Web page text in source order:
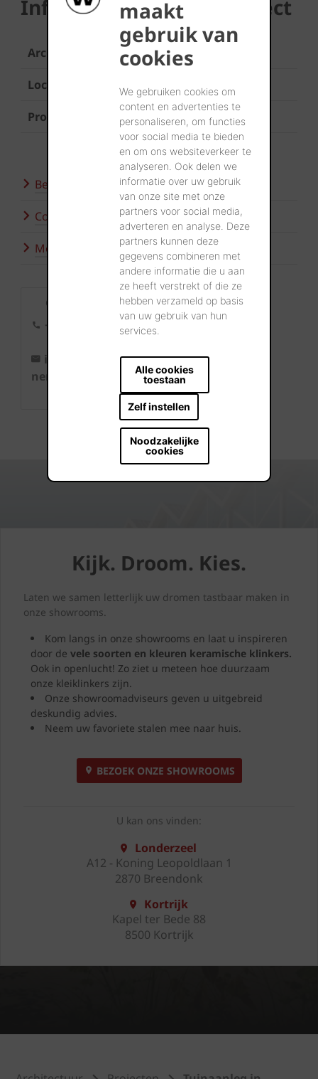
maakt
gebruik van
cookies
We gebruiken cookies om
content en advertenties te
personaliseren, om functies
voor social media te bieden
en om ons websiteverkeer te
analyseren. Ook delen we
informatie over uw gebruik
van onze site met onze
partners voor social media,
adverteren en analyse. Deze
partners kunnen deze
gegevens combineren met
andere informatie die u aan
ze heeft verstrekt of die ze
hebben verzameld op basis
van uw gebruik van hun
services.
Alle cookies
toestaan
Zelf instellen
Noodzakelijke
cookies
Informatie over het project
Architect Tuinaanleg Muylle Kurt
Locatie Staden
Product Trendline Eros
Bezoek onze showroom
Contacteer ons
Meer inspiratie
Contact
+32 56 24
info@wie
nerberger.b
Kijk. Droom. Kies.
Laten we samen letterlijk uw dromen tastbaar maken in
onze showrooms.
Kom langs in onze showrooms en laat u inspireren
door de vele soorten en kleuren keramische klinkers.
Ook in openlucht! Zo ziet u meteen hoe duurzaam
onze kleiklinkers zijn.
Onze showroomadviseurs geven u uitgebreid
deskundig advies.
Neem uw favoriete stalen mee naar huis.
BEZOEK ONZE SHOWROOMS
U kan ons vinden:
Londerzeel
A12 - Koning Leopoldlaan 1
2870 Breendonk
Kortrijk
Kapel ter Bede 88
8500 Kortrijk